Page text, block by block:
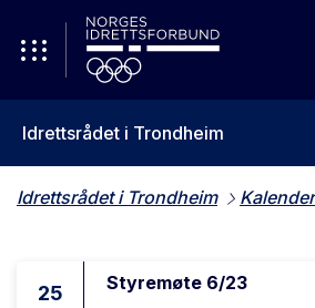
Idrettsrådet i Trondheim
Idrettsrådet i Trondheim Kalender
25 Styremøte 6/23